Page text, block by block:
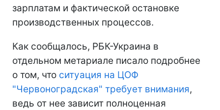
зарплатам и фактической остановке
производственных процессов.
Как сообщалось, РБК-Украина в
отдельном метариале писало подробнее
о том, что ситуация на ЦОФ
"Червоноградская" требует внимания,
ведь от нее зависит полноценная